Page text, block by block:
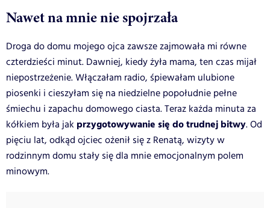
Nawet na mnie nie spojrzała
Droga do domu mojego ojca zawsze zajmowała mi równe
czterdzieści minut. Dawniej, kiedy żyła mama, ten czas mijał
niepostrzeżenie. Włączałam radio, śpiewałam ulubione
piosenki i cieszyłam się na niedzielne popołudnie pełne
śmiechu i zapachu domowego ciasta. Teraz każda minuta za
kółkiem była jak przygotowywanie się do trudnej bitwy. Od
pięciu lat, odkąd ojciec ożenił się z Renatą, wizyty w
rodzinnym domu stały się dla mnie emocjonalnym polem
minowym.